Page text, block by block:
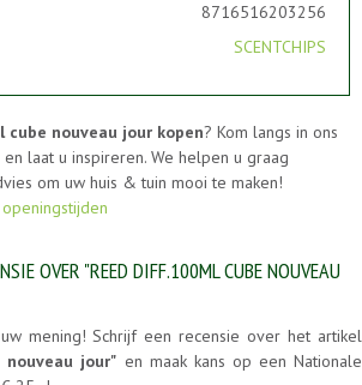
8716516203256
SCENTCHIPS
cube nouveau jour kopen? Kom langs in ons
laat u inspireren. We helpen u graag
om uw huis & tuin mooi te maken!
OVER "REED DIFF.100ML CUBE NOUVEAU
mening! Schrijf een recensie over het artikel
nouveau jour" en maak kans op een Nationale